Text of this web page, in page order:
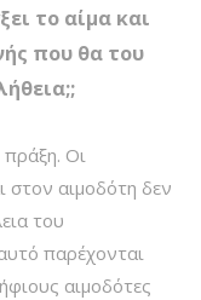
το αίμα και
που θα του
πράξη. Οι
στον αιμοδότη δεν
του
παρέχονται
αιμοδότες